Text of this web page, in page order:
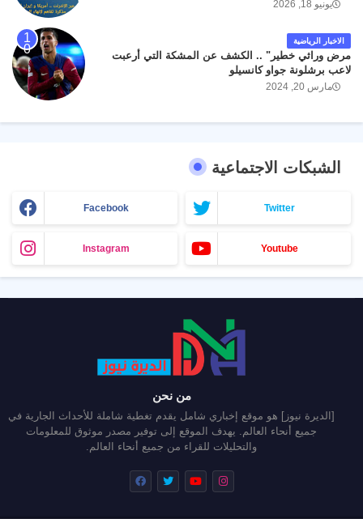
يونيو 18, 2026
الاخبار الرياضية
مرض وراثي خطير" .. الكشف عن المشكة التي أرعبت
لاعب برشلونة جواو كانسيلو
مارس 20, 2024
الشبكات الاجتماعية
Facebook Twitter
Instagram Youtube
من نحن
[الديرة نيوز] هو موقع إخباري شامل يقدم تغطية شاملة للأحداث الجارية في
جميع أنحاء العالم. يهدف الموقع إلى توفير مصدر موثوق للمعلومات
والتحليلات للقراء من جميع أنحاء العالم.